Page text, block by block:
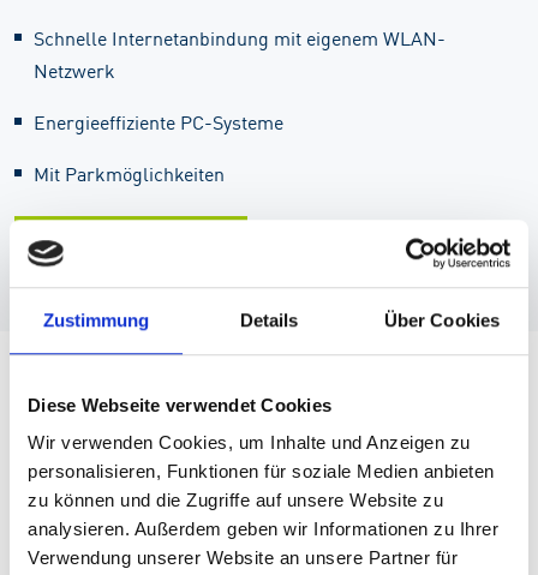
Zustimmung Details Über Cookies
Diese Webseite verwendet Cookies
Wir verwenden Cookies, um Inhalte und Anzeigen zu
personalisieren, Funktionen für soziale Medien anbieten
zu können und die Zugriffe auf unsere Website zu
analysieren. Außerdem geben wir Informationen zu Ihrer
Verwendung unserer Website an unsere Partner für
Schnelle Internetanbindung mit eigenem WLAN-
Netzwerk
Energieeffiziente PC-Systeme
Mit Parkmöglichkeiten
Seminarübersicht
Impressionen